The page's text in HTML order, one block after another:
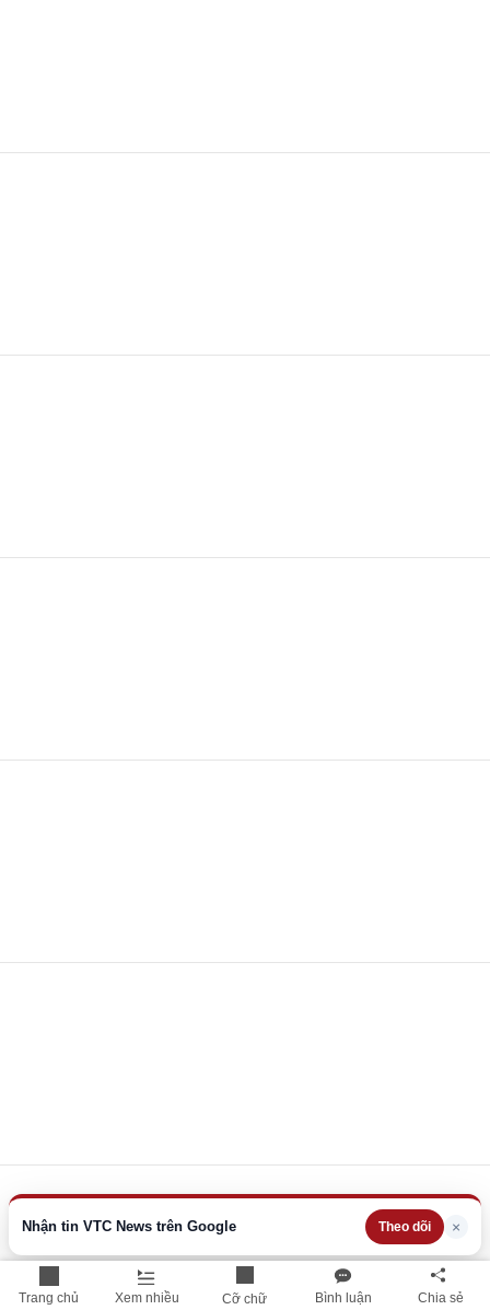
Trang chủ Xem nhiều Cỡ chữ Bình luận Chia sẻ
Nhận tin VTC News trên Google Theo dõi ×